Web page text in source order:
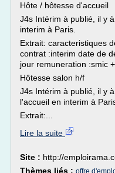
Hôte / hôtesse d'accueil
J4s Intérim à publié, il y
interim à Paris.
Extrait: caracteristiques
contrat :interim date de
jour remuneration :smic +
Hôtesse salon h/f
J4s Intérim à publié, il y
l'accueil en interim à
Extrait:...
Lire la suite
Site : http://
Thèmes liés : offre